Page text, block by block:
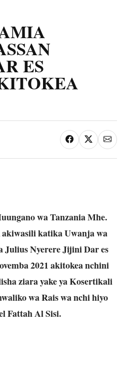
ES
wa Tanzania Mhe.
akiwasili katika Uwanja wa
Julius Nyerere Jijini Dar es
2021 akitokea nchini
ziara yake ya Kosertikali
wa Rais wa nchi hiyo
Fattah Al Sisi.